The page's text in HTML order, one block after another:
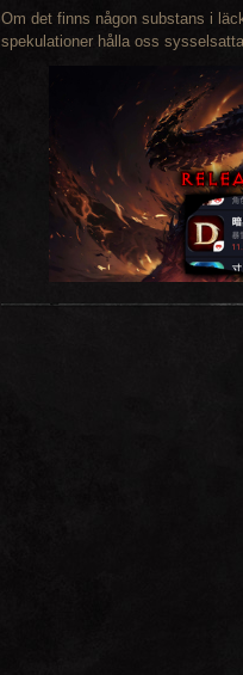
Om det finns någon substans i
spekulationer hålla oss